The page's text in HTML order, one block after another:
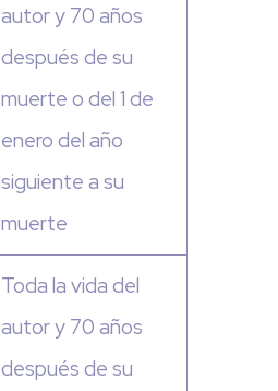
autor y 70 años
después de su
muerte o del 1 de
enero del año
siguiente a su
muerte
Toda la vida del
autor y 70 años
después de su